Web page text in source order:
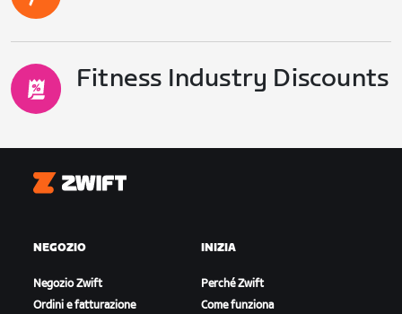
Fitness Industry Discounts
Zwift
NEGOZIO
Negozio Zwift
Ordini e fatturazione
INIZIA
Perché Zwift
Come funziona